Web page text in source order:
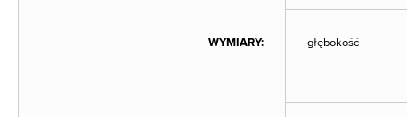
WYMIARY: głębokość